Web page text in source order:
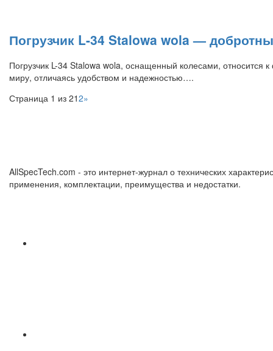
Погрузчик L-34 Stalowa wola —
Погрузчик L-34 Stalowa wola, оснащенный колесами,
миру, отличаясь удобством и надежностью….
Страница 1 из 212»
AllSpecTech.com - это интернет-журнал о технических
применения, комплектации, преимущества и недостатки.